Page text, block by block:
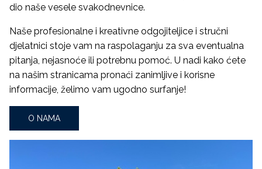
dio naše vesele svakodnevnice.
Naše profesionalne i kreativne odgojiteljice i stručni
djelatnici stoje vam na raspolaganju za sva eventualna
pitanja, nejasnoće ili potrebnu pomoć. U nadi kako ćete
na našim stranicama pronaći zanimljive i korisne
informacije, želimo vam ugodno surfanje!
O NAMA